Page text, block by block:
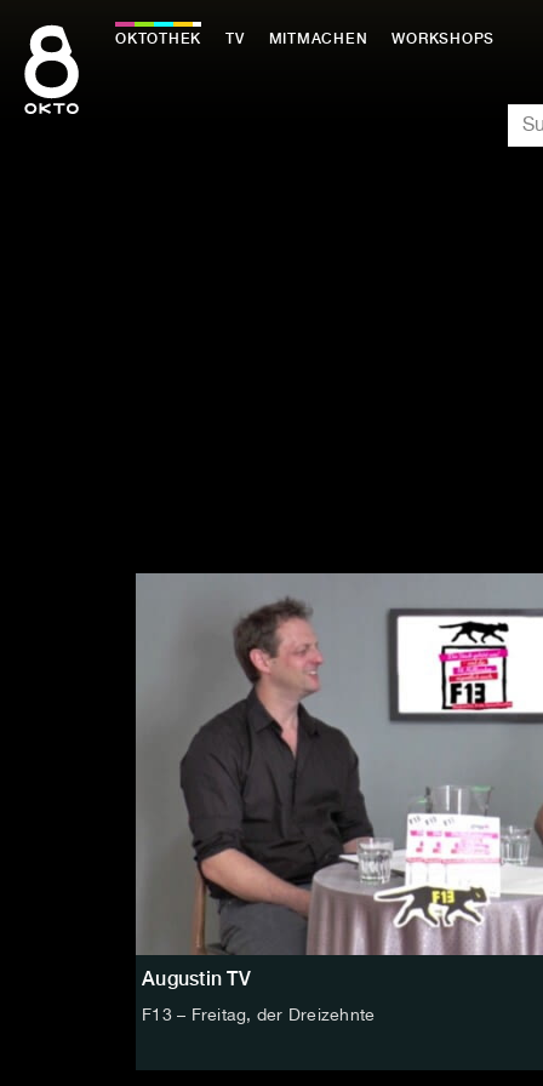
Inhalt
springen
OKTOTHEK TV MITMACHEN WORKSHOPS
Augustin TV
F13 – Freitag, der Dreizehnte